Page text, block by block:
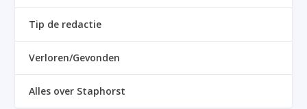
Tip de redactie
Verloren/Gevonden
Alles over Staphorst